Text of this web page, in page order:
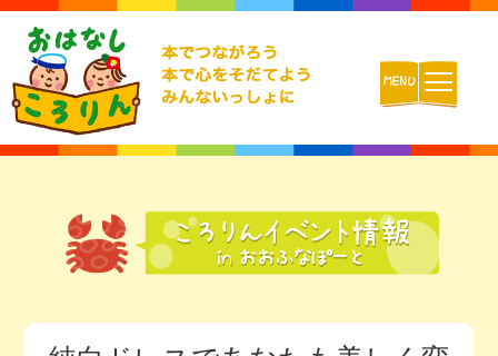
おはなしころりんとは